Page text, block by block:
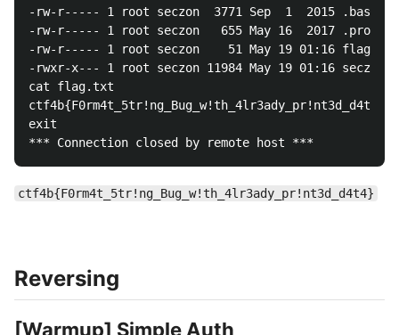
-rw-r----- 1 root seczon  3771 Sep  1  2015 .bashrc
-rw-r----- 1 root seczon   655 May 16  2017 .profile
-rw-r----- 1 root seczon    51 May 19 01:16 flag.txt
-rwxr-x--- 1 root seczon 11984 May 19 01:16 seczon
cat flag.txt
ctf4b{F0rm4t_5tr!ng_Bug_w!th_4lr3ady_pr!nt3d_d4t4}
exit
ctf4b{F0rm4t_5tr!ng_Bug_w!th_4lr3ady_pr!nt3d_d4t4}
Reversing
[Warmup] Simple Auth